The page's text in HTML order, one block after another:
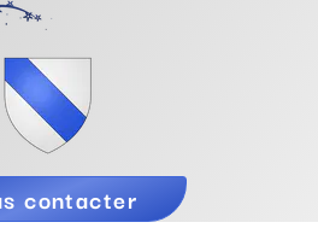
contacter